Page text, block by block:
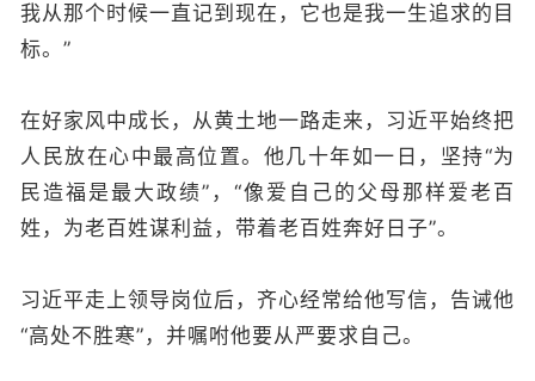
我从那个时候一直记到现在，它也是我一生追求的目
标。”
在好家风中成长，从黄土地一路走来，习近平始终把
人民放在心中最高位置。他几十年如一日，坚持“为
民造福是最大政绩”，“像爱自己的父母那样爱老百
姓，为老百姓谋利益，带着老百姓奔好日子”。
习近平走上领导岗位后，齐心经常给他写信，告诫他
“高处不胜寒”，并嘱咐他要从严要求自己。